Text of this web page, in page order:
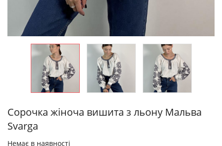
Сорочка жіноча вишита з льону Мальва
Svarga
Немає в наявності